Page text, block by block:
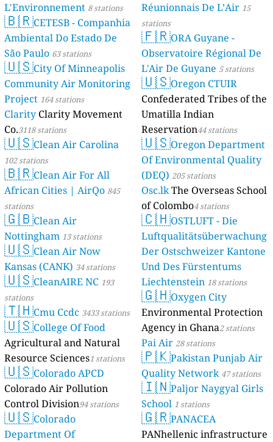
L'Environnement 8 stations
🇧🇷CETESB - Companhia
Ambiental Do Estado De
São Paulo 63 stations
🇺🇸City Of Minneapolis
Community Air Monitoring
Project 164 stations
Clarity Clarity Movement
Co.3118 stations
🇺🇸Clean Air Carolina
102 stations
🇧🇷Clean Air For All
African Cities | AirQo 845
stations
🇬🇧Clean Air
Nottingham 13 stations
🇺🇸Clean Air Now
Kansas (CANK) 34 stations
🇺🇸CleanAIRE NC 193
stations
🇹🇭Cmu Ccdc 3433 stations
🇺🇸College Of Food
Agricultural and Natural
Resource Sciences1 stations
🇺🇸Colorado APCD
Colorado Air Pollution
Control Division94 stations
🇺🇸Colorado
Department Of
Réunionnais De L’Air 15
stations
🇫🇷ORA Guyane -
Observatoire Régional De
L'Air De Guyane 5 stations
🇺🇸Oregon CTUIR
Confederated Tribes of the
Umatilla Indian
Reservation44 stations
🇺🇸Oregon Department
Of Environmental Quality
(DEQ) 205 stations
Osc.lkThe Overseas School
of Colombo4 stations
🇨🇭OSTLUFT - Die
Luftqualitätsüberwachung
Der Ostschweizer Kantone
Und Des Fürstentums
Liechtenstein 18 stations
🇬🇭Oxygen City
Environmental Protection
Agency in Ghana2 stations
Pai Air 28 stations
🇵🇰Pakistan Punjab Air
Quality Network 47 stations
🇮🇳Paljor Naygyal Girls
School 1 stations
🇬🇷PANACEA
PANhellenic infrastructure